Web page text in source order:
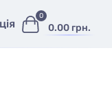
0.00 грн.
0